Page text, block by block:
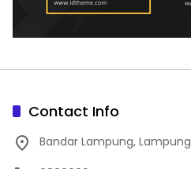
Contact Info
Bandar Lampung, Lampung